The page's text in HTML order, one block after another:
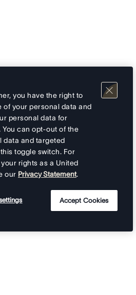
you have the right to
of your personal data and
personal data for
can opt-out of the
data and targeted
toggle switch. For
rights as a United
our Privacy Statement.
Accept Cookies